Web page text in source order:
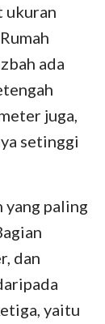
ukuran
ada
juga,
setinggi
yang paling
dan
yaitu